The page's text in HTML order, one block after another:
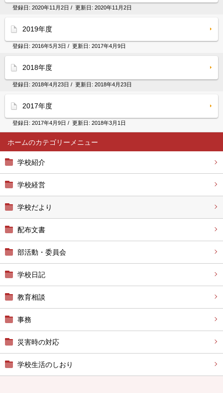
ホーム
学校紹介
学校経営
学校だより
配布文書
部活動・委員会
学校日記
教育相談
事務
災害時の対応
学校生活のしおり
登録日: 2020年11月2日 / 更新日: 2020年11月2日
2019年度
登録日: 2016年5月3日 / 更新日: 2017年4月9日
2018年度
登録日: 2018年4月23日 / 更新日: 2018年4月23日
2017年度
登録日: 2017年4月9日 / 更新日: 2018年3月1日